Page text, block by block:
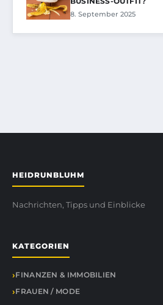
8. September 2025
HEIDRUNBLUHM
Nachrichten, Tipps und Einblicke
KATEGORIEN
FINANZEN & IMMOBILIEN
FRAUEN / MODE